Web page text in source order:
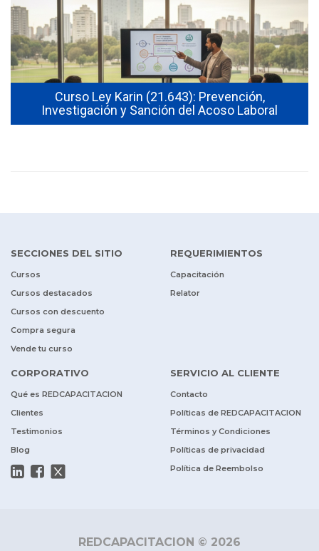
Curso Ley Karin (21.643): Prevención,
Investigación y Sanción del Acoso Laboral
SECCIONES DEL SITIO
Cursos
Cursos destacados
Cursos con descuento
Compra segura
Vende tu curso
REQUERIMIENTOS
Capacitación
Relator
CORPORATIVO
Qué es REDCAPACITACION
Clientes
Testimonios
Blog
SERVICIO AL CLIENTE
Contacto
Políticas de REDCAPACITACION
Términos y Condiciones
Políticas de privacidad
Política de Reembolso
REDCAPACITACION © 2026